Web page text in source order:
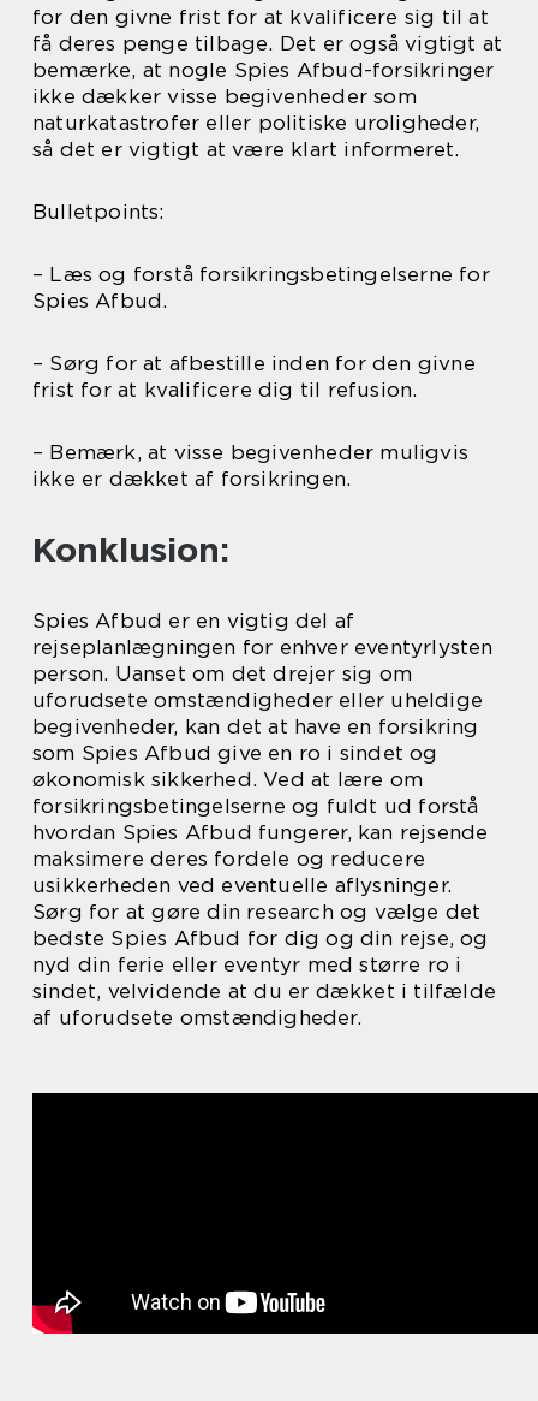
for den givne frist for at kvalificere sig til at
få deres penge tilbage. Det er også vigtigt at
bemærke, at nogle Spies Afbud-forsikringer
ikke dækker visse begivenheder som
naturkatastrofer eller politiske uroligheder,
så det er vigtigt at være klart informeret.
Bulletpoints:
– Læs og forstå forsikringsbetingelserne for
Spies Afbud.
– Sørg for at afbestille inden for den givne
frist for at kvalificere dig til refusion.
– Bemærk, at visse begivenheder muligvis
ikke er dækket af forsikringen.
Konklusion:
Spies Afbud er en vigtig del af
rejseplanlægningen for enhver eventyrlysten
person. Uanset om det drejer sig om
uforudsete omstændigheder eller uheldige
begivenheder, kan det at have en forsikring
som Spies Afbud give en ro i sindet og
økonomisk sikkerhed. Ved at lære om
forsikringsbetingelserne og fuldt ud forstå
hvordan Spies Afbud fungerer, kan rejsende
maksimere deres fordele og reducere
usikkerheden ved eventuelle aflysninger.
Sørg for at gøre din research og vælge det
bedste Spies Afbud for dig og din rejse, og
nyd din ferie eller eventyr med større ro i
sindet, velvidende at du er dækket i tilfælde
af uforudsete omstændigheder.